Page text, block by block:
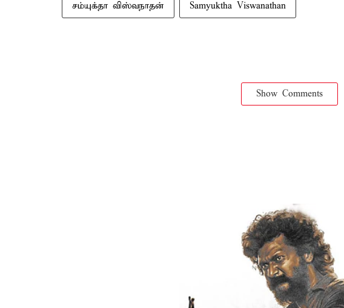
சம்யுக்தா விஸ்வநாதன் Samyuktha Viswanathan
Show Comments